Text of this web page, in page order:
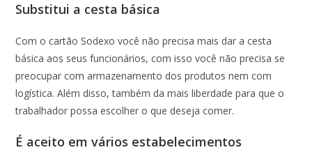
Substitui a cesta básica
Com o cartão Sodexo você não precisa mais dar a cesta
básica aos seus funcionários, com isso você não precisa se
preocupar com armazenamento dos produtos nem com
logística. Além disso, também da mais liberdade para que o
trabalhador possa escolher o que deseja comer.
É aceito em vários estabelecimentos